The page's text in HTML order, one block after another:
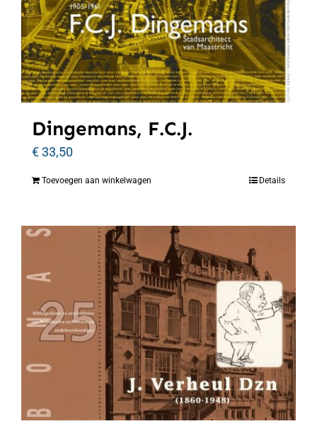
Dingemans, F.C.J.
€33,50
Toevoegen aan winkelwagen Details